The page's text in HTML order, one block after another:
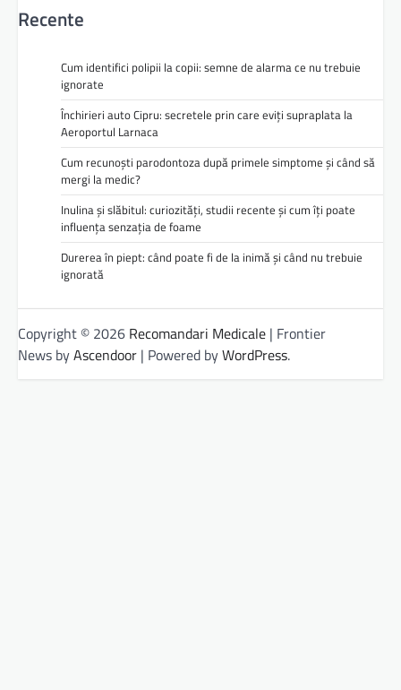
Recente
Cum identifici polipii la copii: semne de alarma ce nu trebuie
ignorate
Închirieri auto Cipru: secretele prin care eviți supraplata la
Aeroportul Larnaca
Cum recunoști parodontoza după primele simptome și când să
mergi la medic?
Inulina și slăbitul: curiozități, studii recente și cum îți poate
influența senzația de foame
Durerea în piept: când poate fi de la inimă și când nu trebuie
ignorată
Copyright © 2026 Recomandari Medicale | Frontier
News byAscendoor | Powered byWordPress.